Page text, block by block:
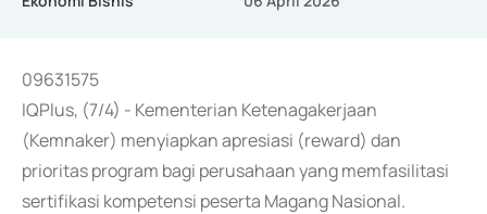
09631575
IQPlus, (7/4) - Kementerian Ketenagakerjaan
(Kemnaker) menyiapkan apresiasi (reward) dan
prioritas program bagi perusahaan yang memfasilitasi
sertifikasi kompetensi peserta Magang Nasional.